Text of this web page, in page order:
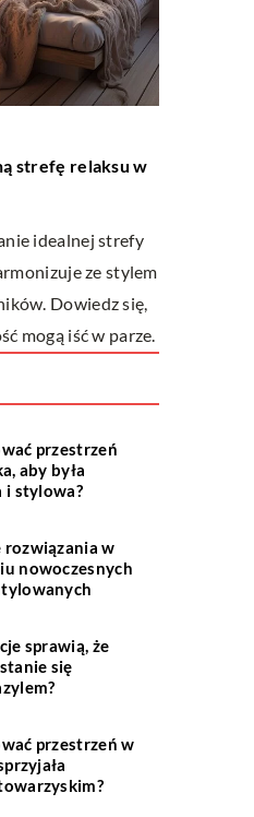
ROŚLINY
system
ogrodu?
nawadniającego
Dowiedz się, na co
ogród był zawsze
przestrzeń
aby była
i stylowa?
w
nowoczesnych
sprawią, że
się
przestrzeń w